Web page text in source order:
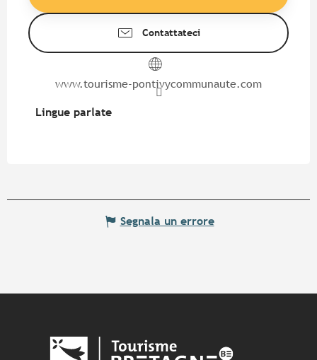
Contattateci
www.tourisme-pontivycommunaute.com
Lingue parlate
Lingue parlate
Segnala un errore